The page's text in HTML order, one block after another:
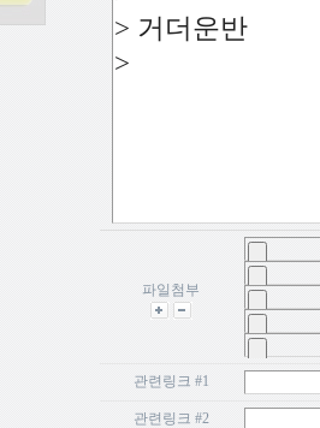
파일첨부
관련링크 #1
관련링크 #2